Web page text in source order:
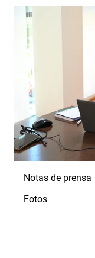
Notas de prensa
Fotos